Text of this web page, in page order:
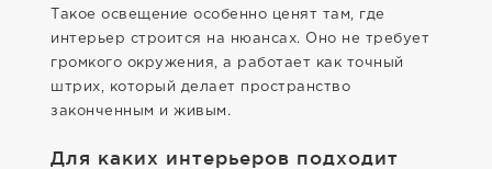
Такое освещение особенно ценят там, где
интерьер строится на нюансах. Оно не требует
громкого окружения, а работает как точный
штрих, который делает пространство
законченным и живым.
Для каких интерьеров подходит